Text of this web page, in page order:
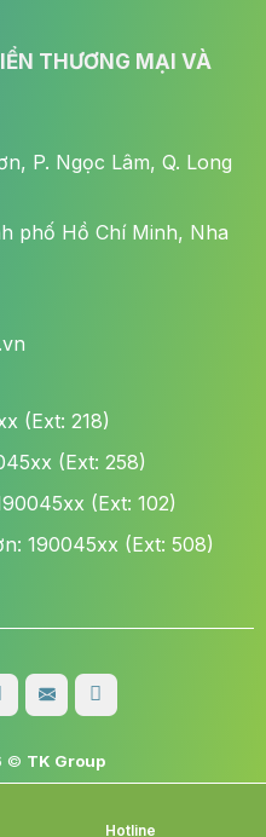
THƯƠNG MẠI VÀ
P. Ngọc Lâm, Q. Long
phố Hồ Chí Minh, Nha
(Ext: 218)
(Ext: 258)
(Ext: 102)
190045xx (Ext: 508)
© TK Group
Hotline